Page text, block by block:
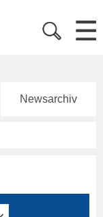
Newsarchiv